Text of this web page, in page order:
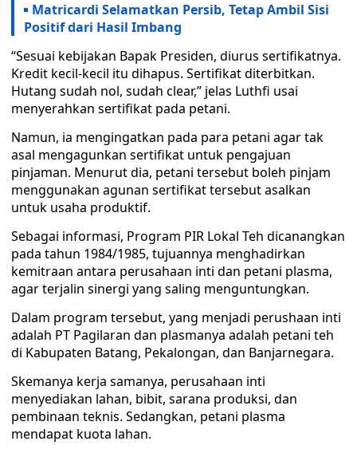
Matricardi Selamatkan Persib, Tetap Ambil Sisi
Positif dari Hasil Imbang
“Sesuai kebijakan Bapak Presiden, diurus sertifikatnya.
Kredit kecil-kecil itu dihapus. Sertifikat diterbitkan.
Hutang sudah nol, sudah clear,” jelas Luthfi usai
menyerahkan sertifikat pada petani.
Namun, ia mengingatkan pada para petani agar tak
asal mengagunkan sertifikat untuk pengajuan
pinjaman. Menurut dia, petani tersebut boleh pinjam
menggunakan agunan sertifikat tersebut asalkan
untuk usaha produktif.
Sebagai informasi, Program PIR Lokal Teh dicanangkan
pada tahun 1984/1985, tujuannya menghadirkan
kemitraan antara perusahaan inti dan petani plasma,
agar terjalin sinergi yang saling menguntungkan.
Dalam program tersebut, yang menjadi perushaan inti
adalah PT Pagilaran dan plasmanya adalah petani teh
di Kabupaten Batang, Pekalongan, dan Banjarnegara.
Skemanya kerja samanya, perusahaan inti
menyediakan lahan, bibit, sarana produksi, dan
pembinaan teknis. Sedangkan, petani plasma
mendapat kuota lahan.